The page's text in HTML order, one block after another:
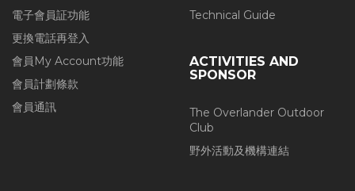
電子會員証功能
更換電話再登入
會員My Account功能
會員計劃條款
會員通訊
Technical Guide
ACTIVITIES AND
SPONSOR
The Overlander Outdoor
Club
野外活動及機構連結